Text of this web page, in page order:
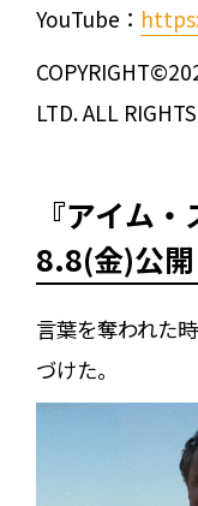
YouTube：
LTD. ALL
『アイム
8.8(金)公開
言葉を奪われた
づけた。